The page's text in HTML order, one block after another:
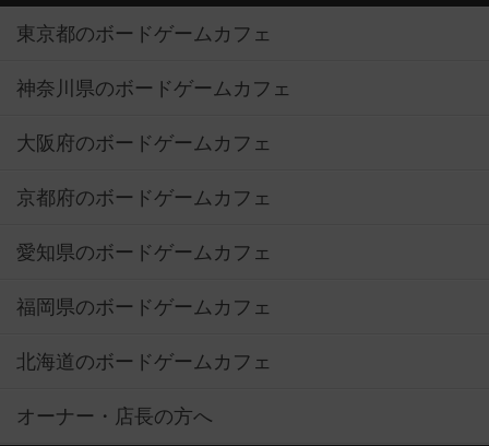
東京都のボードゲームカフェ
神奈川県のボードゲームカフェ
大阪府のボードゲームカフェ
京都府のボードゲームカフェ
愛知県のボードゲームカフェ
福岡県のボードゲームカフェ
北海道のボードゲームカフェ
オーナー・店長の方へ